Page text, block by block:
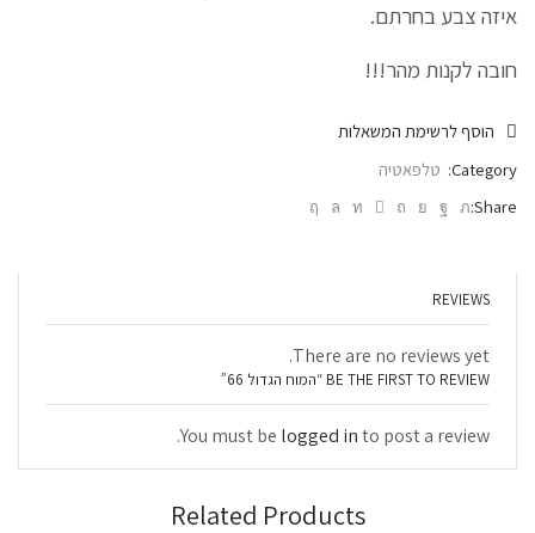
איזה צבע בחרתם.
חובה לקנות מהר!!!
הוסף לרשימת המשאלות
Category: טלפאטיה
Share:
REVIEWS
There are no reviews yet.
BE THE FIRST TO REVIEW “המוח הגדול 66”
You must be logged into post a review.
Related Products